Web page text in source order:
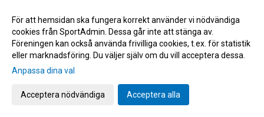
Melvin Andersson och Norrby IF går skilda vägar 2022-06-16 17:59
Norrby inledde lägret med ett kryss mot Varberg 2022-06-16 16:56
Anton Cajtoft förlänger med Norrby: "Trivs väldigt bra här" 2022-06-15 17:00
Bilder från träningsveckan
Inga poäng när Norrby avslutade vårsäsongen
TV: Max Olsson om att äntligen vara tillbaka i truppen
För att hemsidan ska fungera korrekt använder vi nödvändiga
cookies från SportAdmin. Dessa går inte att stänga av.
Föreningen kan också använda frivilliga cookies, t.ex. för statistik
eller marknadsföring. Du väljer själv om du vill acceptera dessa.
Anpassa dina val
Acceptera nödvändiga Acceptera alla